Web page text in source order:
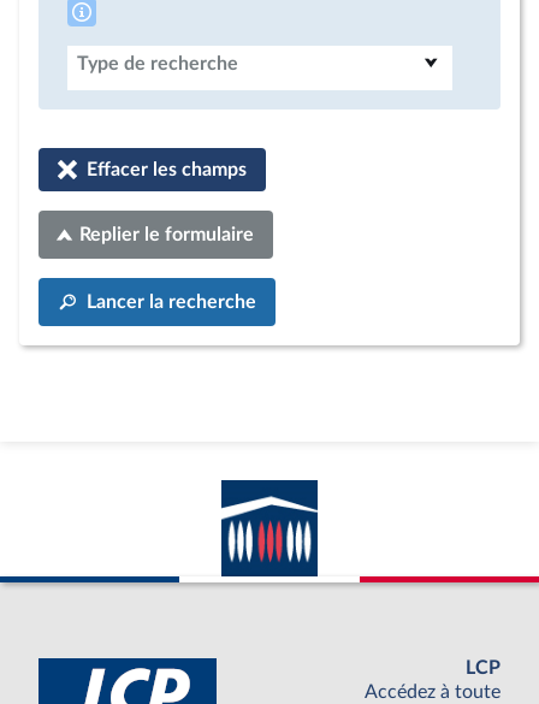
Type de recherche
Effacer les champs
Replier le formulaire
Lancer la recherche
LCP
Accédez à toute